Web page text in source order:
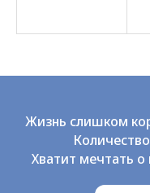
Жизнь слишком
Хватит мечтать о